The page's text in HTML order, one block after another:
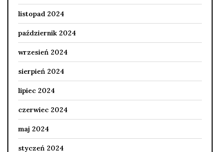
listopad 2024
październik 2024
wrzesień 2024
sierpień 2024
lipiec 2024
czerwiec 2024
maj 2024
styczeń 2024